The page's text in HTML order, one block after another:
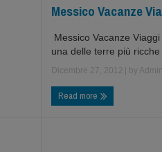
Messico Vacanze
Messico Vacanze
una delle terre più
Dicembre 27, 2012 | by Admin
Read more